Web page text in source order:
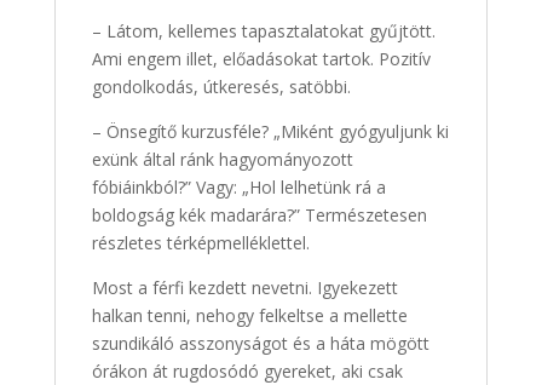
– Látom, kellemes tapasztalatokat gyűjtött.
Ami engem illet, előadásokat tartok. Pozitív
gondolkodás, útkeresés, satöbbi.
– Önsegítő kurzusféle? „Miként gyógyuljunk ki
exünk által ránk hagyományozott
fóbiáinkból?” Vagy: „Hol lelhetünk rá a
boldogság kék madarára?” Természetesen
részletes térképmelléklettel.
Most a férfi kezdett nevetni. Igyekezett
halkan tenni, nehogy felkeltse a mellette
szundikáló asszonyságot és a háta mögött
órákon át rugdosódó gyereket, aki csak